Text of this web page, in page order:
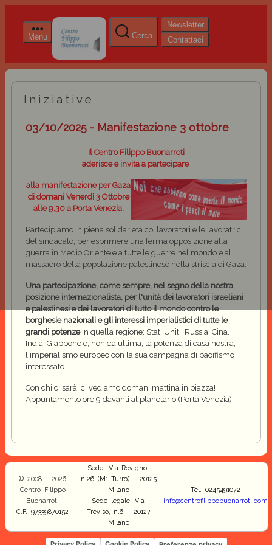
Menu Cerca
Newsletter
Contattaci
Iniziative
03/10/2025 - Manifestazione 3 ottobre
Il Centro Filippo Buonarroti
aderisce e invita a partecipare
alla manifestazione per Gaza
di domani Venerdì 3 Ottobre
alle 9.30 a Porta Venezia.
Partecipiamo in piena solidarietà coi lavoratori e le lavoratrici
del sindacato, per esprimere una ferma opposizione alla
guerra in Medio Oriente e a tutte le guerre nel mondo e al
massacro della popolazione palestinese nella striscia di Gaza.
Una partecipazione, come sempre, nel segno della nostra
posizione internazionalista, per l'unità dei lavoratori israeliani
e palestinesi e dei lavoratori di tutto il mondo contro le
borghesie nazionali e gli interessi imperialistici di tutte le
grandi potenzein quella regione: Stati Uniti, Russia, Cina,
India, Giappone e, non da ultima, la potenza di casa nostra,
l'imperialismo europeo con la sua campagna di pacifismo
interessato.
Con chi ci sarà, ci vediamo domani mattina in piazza!
Appuntamento ore 9 davanti al planetario (Porta Venezia)
© 2008 - 2026
Centro Filippo
Buonarroti
C.F. 97339870152
Sede: Via Rovigno,
n.26 (M1 Turro) - 20125
Milano
Sede legale: Via
Treviso, n.6 - 20127
Milano
Tel. 0245491072
info@centrofilippobuonarroti.com